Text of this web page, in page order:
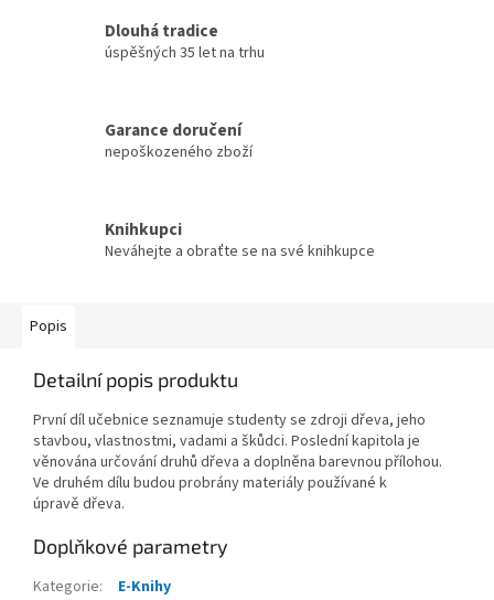
Dlouhá tradice
úspěšných 35 let na trhu
Garance doručení
nepoškozeného zboží
Knihkupci
Neváhejte a obraťte se na své knihkupce
Popis
Detailní popis produktu
První díl učebnice seznamuje studenty se zdroji dřeva, jeho
stavbou, vlastnostmi, vadami a škůdci. Poslední kapitola je
věnována určování druhů dřeva a doplněna barevnou přílohou.
Ve druhém dílu budou probrány materiály používané k
úpravě dřeva.
Doplňkové parametry
Kategorie:
E-Knihy